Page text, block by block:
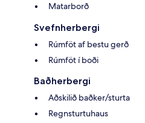
Matarborð
Svefnherbergi
Rúmföt af bestu gerð
Rúmföt í boði
Baðherbergi
Aðskilið baðker/sturta
Regnsturtuhaus